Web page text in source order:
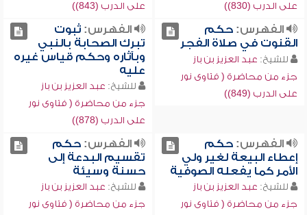
على الدرب (830))
على الدرب (843))
الفهرس:حكم
القنوت في صلاة الفجر
للشيخ: عبد العزيز بن باز
جزء من محاضرة ( فتاوى نور
على الدرب (849))
الفهرس:ثبوت
تبرك الصحابة بالنبي
وبآثاره وحكم قياس غيره
عليه
للشيخ: عبد العزيز بن باز
جزء من محاضرة ( فتاوى نور
على الدرب (878))
الفهرس:حكم
إعطاء البيعة لغير ولي
الأمر كما يفعله الصوفية
للشيخ: عبد العزيز بن باز
جزء من محاضرة ( فتاوى نور
الفهرس:حكم
تقسيم البدعة إلى
حسنة وسيئة
للشيخ: عبد العزيز بن باز
جزء من محاضرة ( فتاوى نور